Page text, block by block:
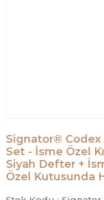
Signator® Codex
Set - İsme Özel
Siyah Defter +
Özel Kutusunda